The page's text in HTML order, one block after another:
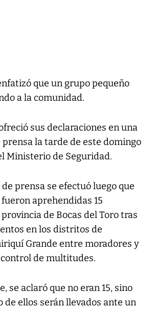
que un grupo pequeño
a la comunidad.
sus declaraciones en una
la tarde de este domingo
Ministerio de Seguridad.
prensa se efectuó luego que
aprehendidas 15
de Bocas del Toro tras
en los distritos de
Grande entre moradores y
de multitudes.
se aclaró que no eran 15, sino
de ellos serán llevados ante un